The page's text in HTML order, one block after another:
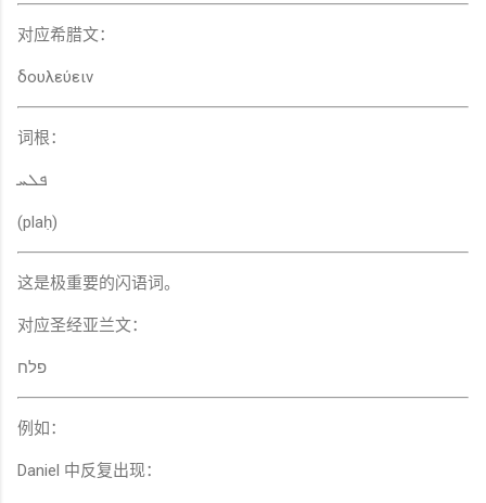
对应希腊文：
δουλεύειν
词根：
ܦܠܚ
(plaḥ)
这是极重要的闪语词。
对应圣经亚兰文：
פלח
例如：
Daniel 中反复出现：